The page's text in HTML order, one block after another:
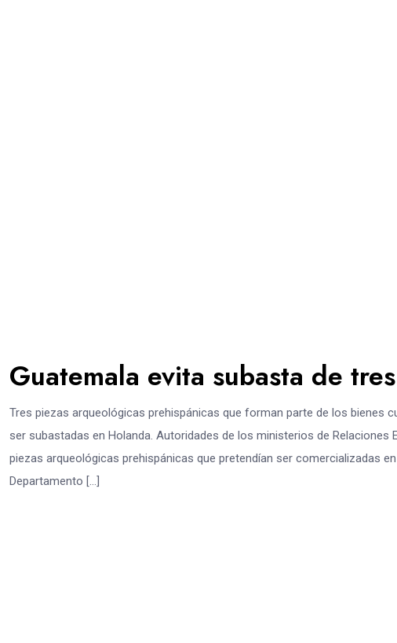
Guatemala evita subasta de
Tres piezas arqueológicas prehispánicas que forman parte de los bienes
ser subastadas en Holanda. Autoridades de los ministerios de
piezas arqueológicas prehispánicas que pretendían ser comercializadas
Departamento […]